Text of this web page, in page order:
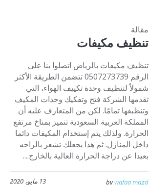
مقالة
تنظيف مكيفات
تنظيف مكيفات بالرياض اتصلوا بنا على
الرقم 0507273739 تتضمن الطريقة الأكثر
شمولاً لتنظيف وحدة تكييف الهواء، التي
تقدمها الشركة فتح وتفكيك وحدات المكيف
وتنظيفها تمامًا. لكن من المتعارف عليه أن
المملكة العربية السعودية تتميز بمناخ مرتفع
الحرارة. ولذلك يتم إستخدام المكيفات دائما
داخل المنازل. ثم هذا يجعلك تشعر بالراحه
بعيدا عن دراجة الحرارة العالية بالخارج....
13 مايو، 2020 bywafaa magd